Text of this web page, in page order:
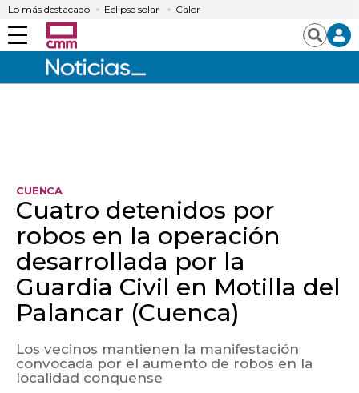
Lo más destacado Eclipse solar Calor
Menú Buscar
CUENCA
Cuatro detenidos por
robos en la operación
desarrollada por la
Guardia Civil en Motilla del
Palancar (Cuenca)
Los vecinos mantienen la manifestación
convocada por el aumento de robos en la
localidad conquense
Algo salió mal.
An error occurred, please try again later.